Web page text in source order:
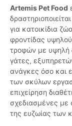
Artemis Pet Food
για κατοικίδια
φροντίδας
τροφών με υψηλή
γάτες,
ανάγκες όσο και
των σκύλων
επιχείρηση
σχεδιασμένες με
της ευζωίας των